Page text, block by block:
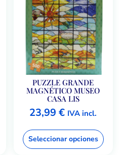
PUZZLE GRANDE
MAGNÉTICO MUSEO
CASA LIS
23,99€ IVA incl.
Seleccionar opciones